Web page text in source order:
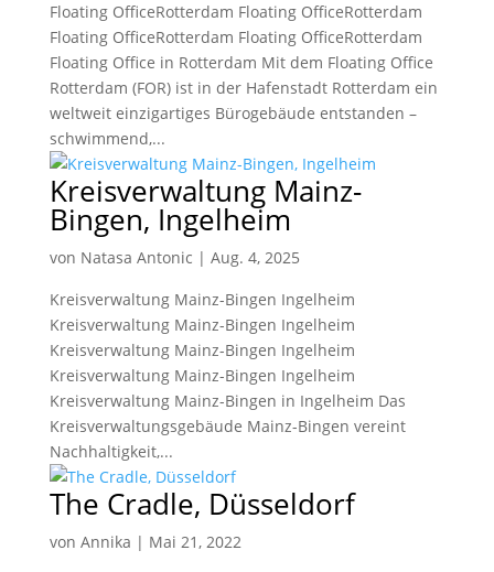
Floating OfficeRotterdam Floating OfficeRotterdam
Floating OfficeRotterdam Floating OfficeRotterdam
Floating Office in Rotterdam Mit dem Floating Office
Rotterdam (FOR) ist in der Hafenstadt Rotterdam ein
weltweit einzigartiges Bürogebäude entstanden –
schwimmend,...
Kreisverwaltung Mainz-
Bingen, Ingelheim
von Natasa Antonic | Aug. 4, 2025
Kreisverwaltung Mainz-Bingen Ingelheim
Kreisverwaltung Mainz-Bingen Ingelheim
Kreisverwaltung Mainz-Bingen Ingelheim
Kreisverwaltung Mainz-Bingen Ingelheim
Kreisverwaltung Mainz-Bingen in Ingelheim Das
Kreisverwaltungsgebäude Mainz-Bingen vereint
Nachhaltigkeit,...
The Cradle, Düsseldorf
von Annika | Mai 21, 2022